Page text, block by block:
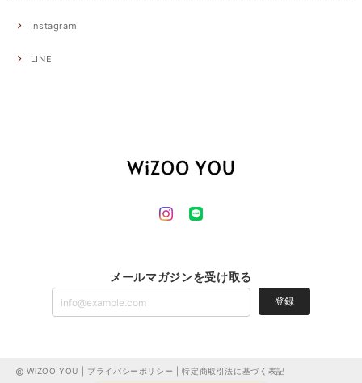
Instagram
LINE
メールマガジンを受け取る
登録
WiZOO YOU | プライバシーポリシー |特定商取引法に基づく表記